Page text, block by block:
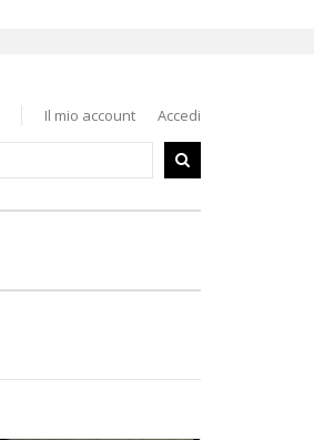
Il mio account Accedi